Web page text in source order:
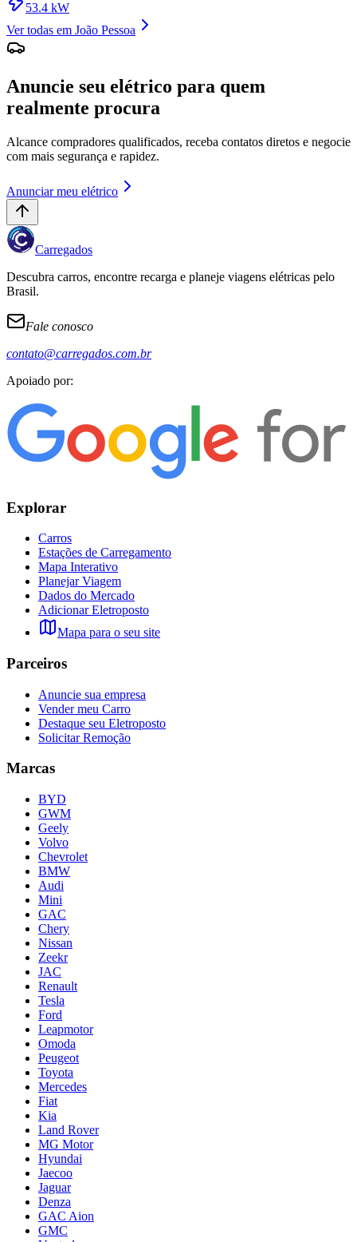
53.4 kW
Ver todas em João Pessoa
Anuncie seu elétrico para quem
realmente procura
Alcance compradores qualificados, receba contatos diretos e negocie
com mais segurança e rapidez.
Anunciar meu elétrico
Carregados
Descubra carros, encontre recarga e planeje viagens elétricas pelo
Brasil.
Fale conosco
contato@carregados.com.br
Apoiado por:
Explorar
Carros
Estações de Carregamento
Mapa Interativo
Planejar Viagem
Dados do Mercado
Adicionar Eletroposto
Mapa para o seu site
Parceiros
Anuncie sua empresa
Vender meu Carro
Destaque seu Eletroposto
Solicitar Remoção
Marcas
BYD
GWM
Geely
Volvo
Chevrolet
BMW
Audi
Mini
GAC
Chery
Nissan
Zeekr
JAC
Renault
Tesla
Ford
Leapmotor
Omoda
Peugeot
Toyota
Mercedes
Fiat
Kia
Land Rover
MG Motor
Hyundai
Jaecoo
Jaguar
Denza
GAC Aion
GMC